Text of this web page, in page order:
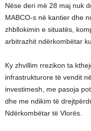
Nëse deri më 28 maj nuk
MABCO-s në kantier dhe
zhbllokimin e situatës,
arbitrazhit ndërkombëtar
Ky zhvillim rrezikon ta
infrastrukturore të vendit
investimesh, me pasoja
dhe me ndikim të
Ndërkombëtar të Vlorës.